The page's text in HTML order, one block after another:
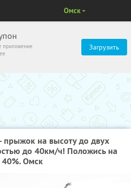
приложение
Загрузить
Омск
на высоту до двух
до 40км/ч! Положись на
Омск